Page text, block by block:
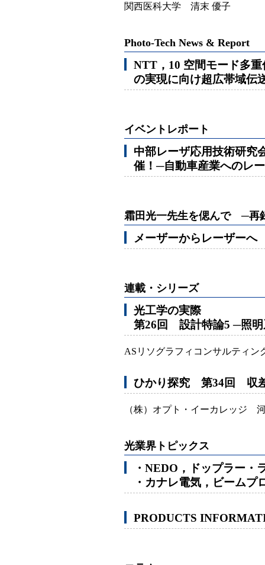
関西医科大学 清末 優子
Photo-Tech News & Report
NTT，10 空間モード多
の実現に向け超広帯域伝
イベントレポート
中部レーザ応用技術研究
催！─自動車産業へのレ
霜田光一先生を偲んで ─再
メーザーからレーザーへ
連載・シリーズ
光工学の実際
第26回 設計特論5 ─照
ASリソグラフィコンサルティ
ひかり探究 第34回 収
（株）オプト・イーカレッジ
光業界トピックス
・NEDO，ドップラー・
・カナレ電気，ビームプ
PRODUCTS